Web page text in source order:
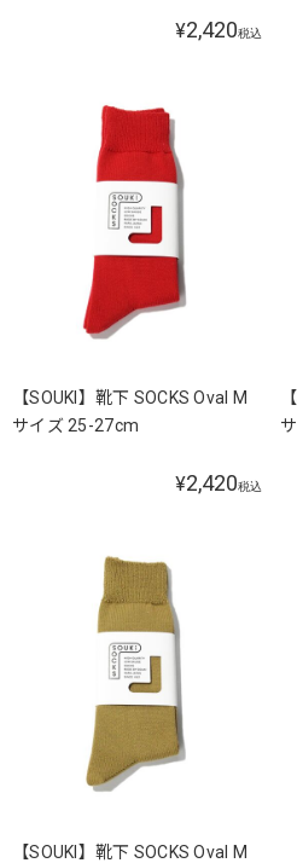
¥2,420税込
【SOUKI】靴下 SOCKS Oval M
サイズ 25-27cm
¥2,420税込
【SOUKI】靴下 SOCKS Oval M